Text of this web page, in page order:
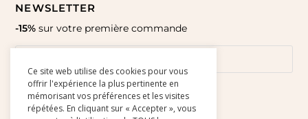
NEWSLETTER
-15% sur votre première commande
Ce site web utilise des cookies pour vous
offrir l'expérience la plus pertinente en
mémorisant vos préférences et les visites
répétées. En cliquant sur « Accepter », vous